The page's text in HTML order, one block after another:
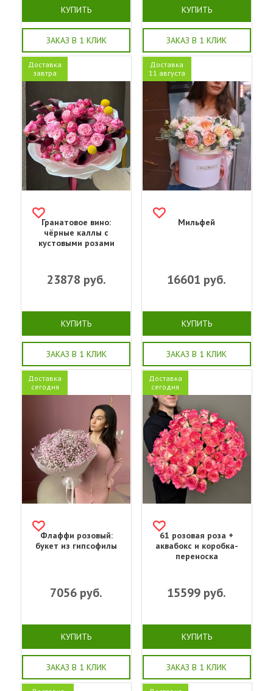
КУПИТЬ
ЗАКАЗ В 1 КЛИК
КУПИТЬ
ЗАКАЗ В 1 КЛИК
Доставка
завтра
Гранатовое вино:
чёрные каллы с
кустовыми розами
23878 руб.
КУПИТЬ
ЗАКАЗ В 1 КЛИК
Доставка
11 августа
Мильфей
16601 руб.
КУПИТЬ
ЗАКАЗ В 1 КЛИК
Доставка
сегодня
Флаффи розовый:
букет из гипсофилы
7056 руб.
КУПИТЬ
ЗАКАЗ В 1 КЛИК
Доставка
сегодня
61 розовая роза +
аквабокс и коробка-
переноска
15599 руб.
КУПИТЬ
ЗАКАЗ В 1 КЛИК